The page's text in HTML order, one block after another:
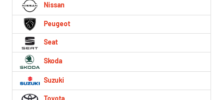
Nissan
Peugeot
Seat
Skoda
Suzuki
Toyota